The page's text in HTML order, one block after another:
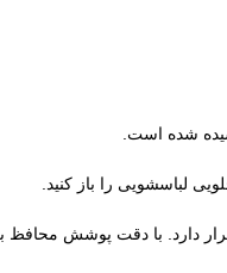
شده است.
لباسشویی را باز کنید.
دارد. با دقت پوشش محافظ برد